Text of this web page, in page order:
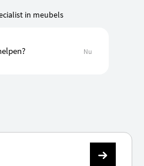
in meubels
Nu